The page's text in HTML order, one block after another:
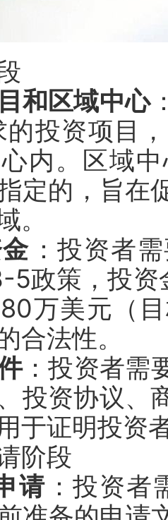
和区域中心
投资项目
内。区域
指定的，旨
。
：投资者
5政策，投
万美元（
合法性。
：投资者需
投资协议、
于证明投资
阶段
请 ：投资